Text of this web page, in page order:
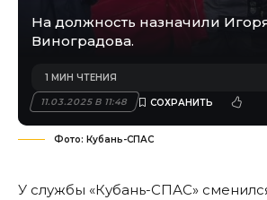
На должность назначили
Виноградова.
11.03.2025 В 11:48
1 МИН ЧТЕНИЯ
Фото: Кубань-СПАС
У службы «Кубань-СПАС»